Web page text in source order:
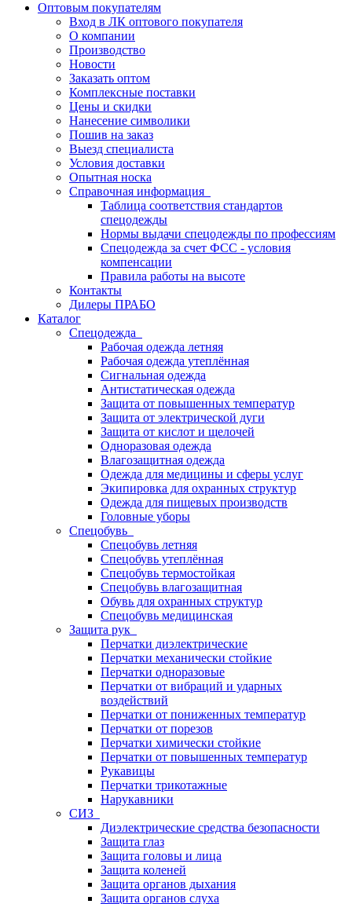
Оптовым покупателям
Вход в ЛК оптового покупателя
О компании
Производство
Новости
Заказать оптом
Комплексные поставки
Цены и скидки
Нанесение символики
Пошив на заказ
Выезд специалиста
Условия доставки
Опытная носка
Справочная информация
Таблица соответствия стандартов
спецодежды
Нормы выдачи спецодежды по профессиям
Спецодежда за счет ФСС - условия
компенсации
Правила работы на высоте
Контакты
Дилеры ПРАБО
Каталог
Спецодежда
Рабочая одежда летняя
Рабочая одежда утеплённая
Сигнальная одежда
Антистатическая одежда
Защита от повышенных температур
Защита от электрической дуги
Защита от кислот и щелочей
Одноразовая одежда
Влагозащитная одежда
Одежда для медицины и сферы услуг
Экипировка для охранных структур
Одежда для пищевых производств
Головные уборы
Спецобувь
Спецобувь летняя
Спецобувь утеплённая
Спецобувь термостойкая
Спецобувь влагозащитная
Обувь для охранных структур
Спецобувь медицинская
Защита рук
Перчатки диэлектрические
Перчатки механически стойкие
Перчатки одноразовые
Перчатки от вибраций и ударных
воздействий
Перчатки от пониженных температур
Перчатки от порезов
Перчатки химически стойкие
Перчатки от повышенных температур
Рукавицы
Перчатки трикотажные
Нарукавники
СИЗ
Диэлектрические средства безопасности
Защита глаз
Защита головы и лица
Защита коленей
Защита органов дыхания
Защита органов слуха